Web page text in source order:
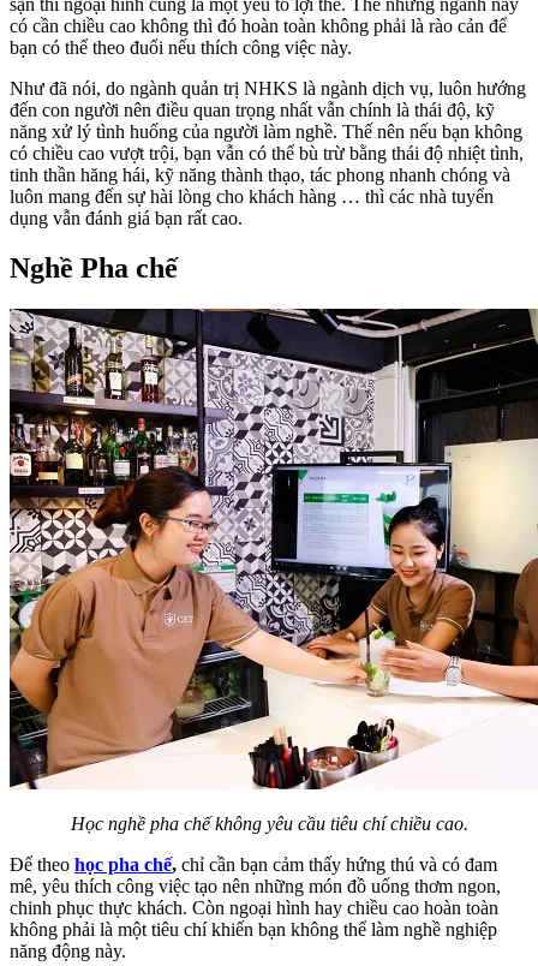
có cần chiều cao không thì đó hoàn toàn không phải là rào cản để
bạn có thể theo đuổi nếu thích công việc này.
Như đã nói, do ngành quản trị NHKS là ngành dịch vụ, luôn hướng
đến con người nên điều quan trọng nhất vẫn chính là thái độ, kỹ
năng xử lý tình huống của người làm nghề. Thế nên nếu bạn không
có chiều cao vượt trội, bạn vẫn có thể bù trừ bằng thái độ nhiệt tình,
tinh thần hăng hái, kỹ năng thành thạo, tác phong nhanh chóng và
luôn mang đến sự hài lòng cho khách hàng … thì các nhà tuyển
dụng vẫn đánh giá bạn rất cao.
Nghề Pha chế
Học nghề pha chế không yêu cầu tiêu chí chiều cao.
Để theo học pha chế, chỉ cần bạn cảm thấy hứng thú và có đam
mê, yêu thích công việc tạo nên những món đồ uống thơm ngon,
chinh phục thực khách. Còn ngoại hình hay chiều cao hoàn toàn
không phải là một tiêu chí khiến bạn không thể làm nghề nghiệp
năng động này.